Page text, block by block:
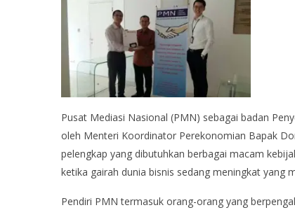
Pusat Mediasi Nasional (PMN) sebagai badan
oleh Menteri Koordinator Perekonomian Bapak
pelengkap yang dibutuhkan berbagai macam
ketika gairah dunia bisnis sedang meningkat yang
Pendiri PMN termasuk orang-orang yang